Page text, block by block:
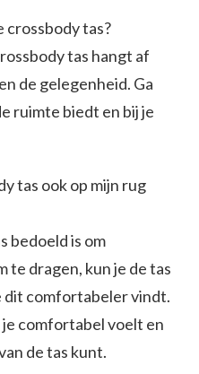
crossbody tas?
tas hangt af
de gelegenheid. Ga
ruimte biedt en bij je
tas ook op mijn rug
bedoeld is om
te dragen, kun je de tas
dit comfortabeler vindt.
comfortabel voelt en
de tas kunt.